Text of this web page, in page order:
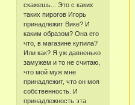
скажешь... Это с каких
таких пирогов Игорь
принадлежит Вике? И
каким образом? Она его
что, в магазине купила?
Или как? Я уж давненько
замужем и то не считаю,
что мой муж мне
принадлежит, что он моя
собственность. И
принадлежность эта